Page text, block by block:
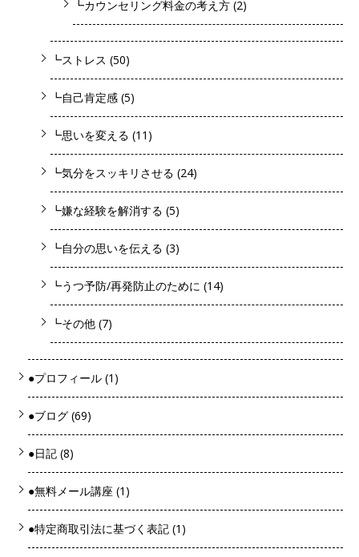
┗カウンセリング料金の考え方 (2)
┗ストレス (50)
┗自己肯定感 (5)
┗思いを変える (11)
┗気分をスッキリさせる (24)
┗嫌な経験を解消する (5)
┗自分の思いを伝える (3)
┗うつ予防/再発防止のために (14)
┗その他 (7)
●プロフィール (1)
●ブログ (69)
●日記 (8)
●無料メール講座 (1)
●特定商取引法に基づく表記 (1)